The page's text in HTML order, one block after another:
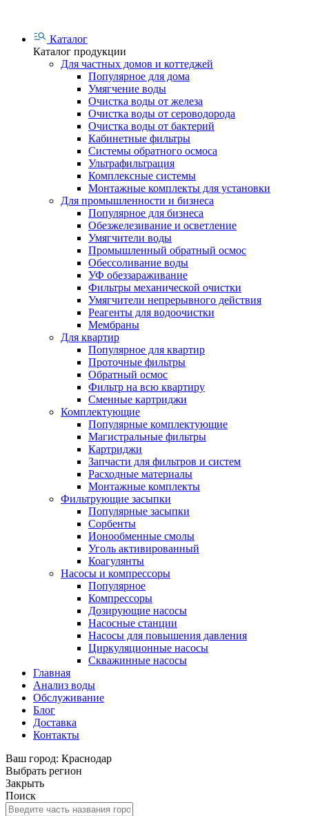
Каталог
Каталог продукции
Для частных домов и коттеджей
Популярное для дома
Умягчение воды
Очистка воды от железа
Очистка воды от сероводорода
Очистка воды от бактерий
Кабинетные фильтры
Системы обратного осмоса
Ультрафильтрация
Комплексные системы
Монтажные комплекты для установки
Для промышленности и бизнеса
Популярное для бизнеса
Обезжелезивание и осветление
Умягчители воды
Промышленный обратный осмос
Обессоливание воды
УФ обеззараживание
Фильтры механической очистки
Умягчители непрерывного действия
Реагенты для водоочистки
Мембраны
Для квартир
Популярное для квартир
Проточные фильтры
Обратный осмос
Фильтр на всю квартиру
Сменные картриджи
Комплектующие
Популярные комплектующие
Магистральные фильтры
Картриджи
Запчасти для фильтров и систем
Расходные материалы
Монтажные комплекты
Фильтрующие засыпки
Популярные засыпки
Сорбенты
Ионообменные смолы
Уголь активированный
Коагулянты
Насосы и компрессоры
Популярное
Компрессоры
Дозирующие насосы
Насосные станции
Насосы для повышения давления
Циркуляционные насосы
Скважинные насосы
Главная
Анализ воды
Обслуживание
Блог
Доставка
Контакты
Ваш город: Краснодар
Выбрать регион
Закрыть
Поиск